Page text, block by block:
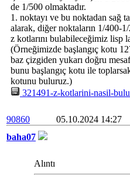
de 1/500 olmaktadır.
1. noktayı ve bu noktadan sağ
alarak, diğer noktaların 1/400-
z kotlarını bulabileceğimiz lisp
(Örneğimizde başlangıç kotu
baz çizgiden yukarı doğru
bunu başlangıç kotu ile
kotunu buluruz.)
321491-z-kotlarini-nasil-
90860
05.10.2024 14:27
baha07
Alıntı